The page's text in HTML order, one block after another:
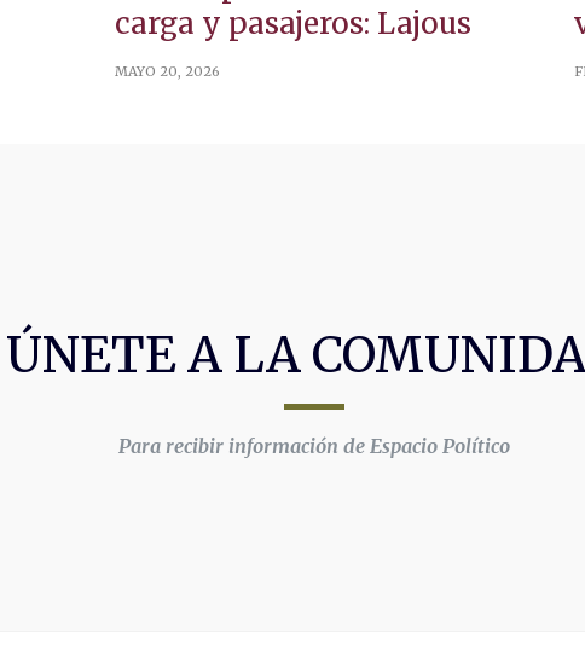
carga y pasajeros: Lajous
MAYO 20, 2026
ÚNETE A LA
Para recibir información de Espacio Político